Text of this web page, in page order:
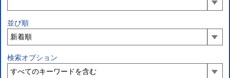
並び順
検索オプション